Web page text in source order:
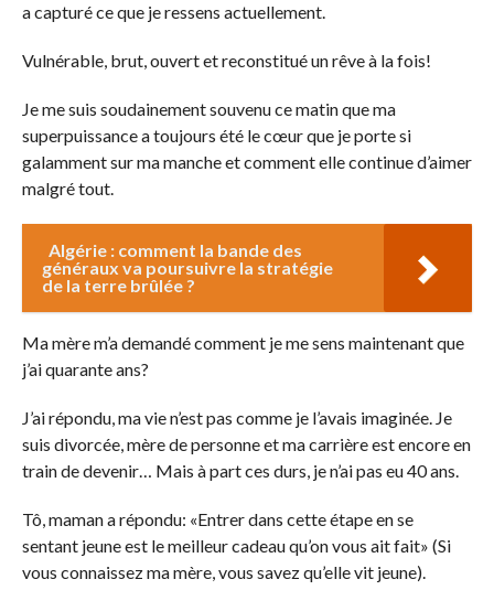
a capturé ce que je ressens actuellement.
Vulnérable, brut, ouvert et reconstitué un rêve à la fois!
Je me suis soudainement souvenu ce matin que ma
superpuissance a toujours été le cœur que je porte si
galamment sur ma manche et comment elle continue d’aimer
malgré tout.
Algérie : comment la bande des
généraux va poursuivre la stratégie
de la terre brûlée ?
Ma mère m’a demandé comment je me sens maintenant que
j’ai quarante ans?
J’ai répondu, ma vie n’est pas comme je l’avais imaginée. Je
suis divorcée, mère de personne et ma carrière est encore en
train de devenir… Mais à part ces durs, je n’ai pas eu 40 ans.
Tô, maman a répondu: «Entrer dans cette étape en se
sentant jeune est le meilleur cadeau qu’on vous ait fait» (Si
vous connaissez ma mère, vous savez qu’elle vit jeune).